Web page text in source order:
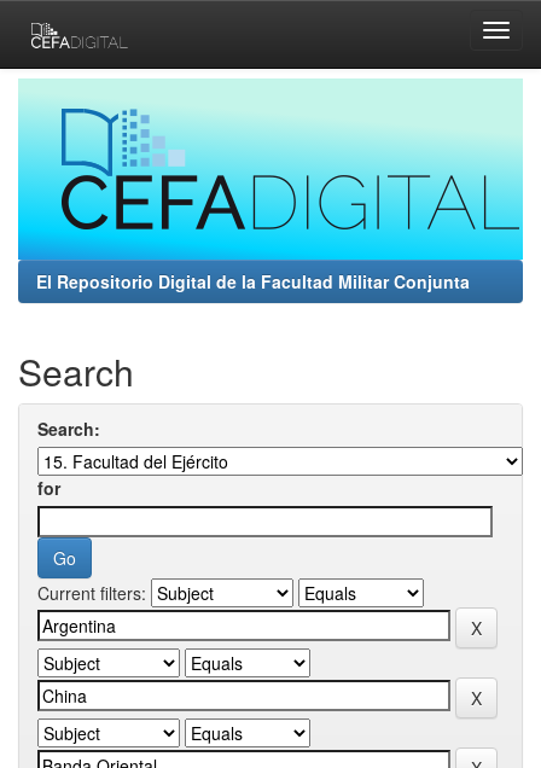
navigation
El Repositorio Digital de la Facultad Militar Conjunta
Search
Search:
for
Current filters: